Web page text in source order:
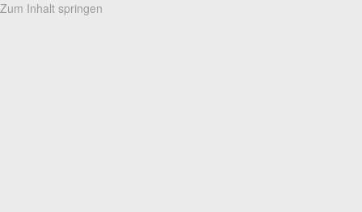
Zum Inhalt springen